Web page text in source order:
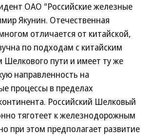
ОАО "Российские железные
Якунин. Отечественная
отличается от китайской,
по подходам с китайским
Шелкового пути и имеет ту же
направленность на
процессы в пределах
Российский Шелковый
тяготеет к железнодорожным
при этом предполагает развитие